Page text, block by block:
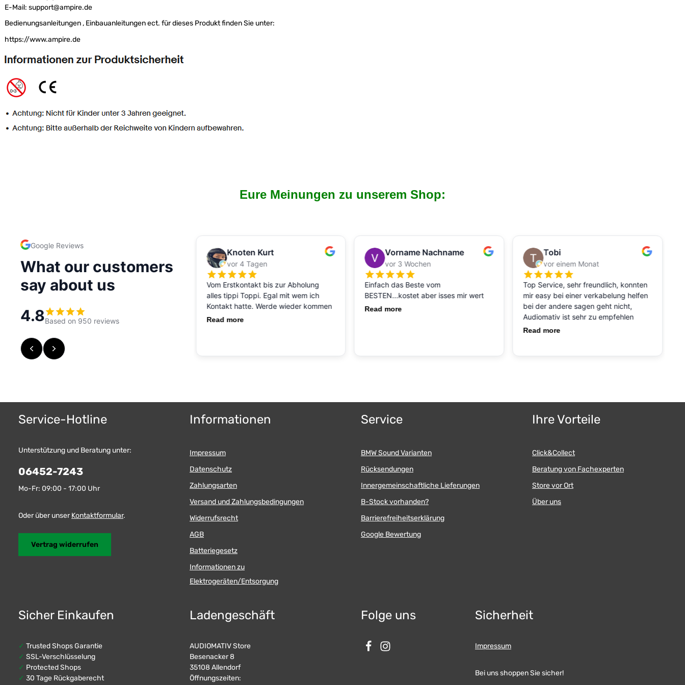
E-Mail: support@ampire.de
Bedienungsanleitungen , Einbauanleitungen ect. für dieses Produkt finden Sie unter:
https://www.ampire.de
Eure Meinungen zu unserem Shop:
Service-Hotline
Unterstützung und Beratung unter:
06452-7243
Mo-Fr: 09:00 - 17:00 Uhr
Oder über unserKontaktformular.
Vertrag widerrufen
Informationen
Impressum
Datenschutz
Zahlungsarten
Versand und Zahlungsbedingungen
Widerrufsrecht
AGB
Batteriegesetz
Informationen zu
Elektrogeräten/Entsorgung
Service
BMW Sound Varianten
Rücksendungen
Innergemeinschaftliche Lieferungen
B-Stock vorhanden?
Barrierefreiheitserklärung
Google Bewertung
Ihre Vorteile
Click&Collect
Beratung von Fachexperten
Store vor Ort
Über uns
Sicher Einkaufen
✓ Trusted Shops Garantie
✓ SSL-Verschlüsselung
✓ Protected Shops
✓ 30 Tage Rückgaberecht
Ladengeschäft
AUDIOMATIV Store
Besenacker 8
35108 Allendorf
Öffnungszeiten:
Folge uns Sicherheit
Impressum
Bei uns shoppen Sie sicher!